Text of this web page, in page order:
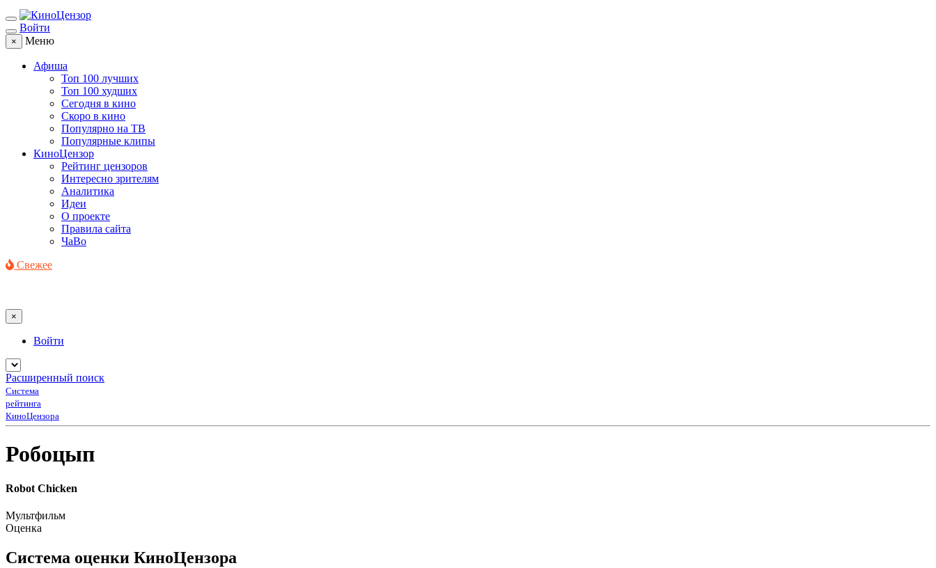
Войти
× Меню
Афиша
Топ 100 лучших
Топ 100 худших
Сегодня в кино
Скоро в кино
Популярно на ТВ
Популярные клипы
КиноЦензор
Рейтинг цензоров
Интересно зрителям
Аналитика
Идеи
О проекте
Правила сайта
ЧаВо
Свежее
×
Войти
Расширенный поиск
Система
рейтинга
КиноЦензора
Робоцып
Robot Chicken
Мультфильм
Оценка
Система оценки КиноЦензора